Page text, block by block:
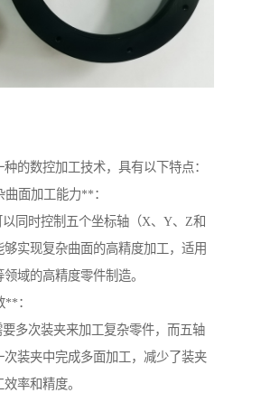
的数控加工技术，具有以下特点：
曲面加工能力**：
同时控制五个坐标轴（X、Y、Z和
够实现复杂曲面的高精度加工，适用
域的高精度零件制造。
**：
多次装夹来加工复杂零件，而五轴
次装夹中完成多面加工，减少了装夹
率和精度。